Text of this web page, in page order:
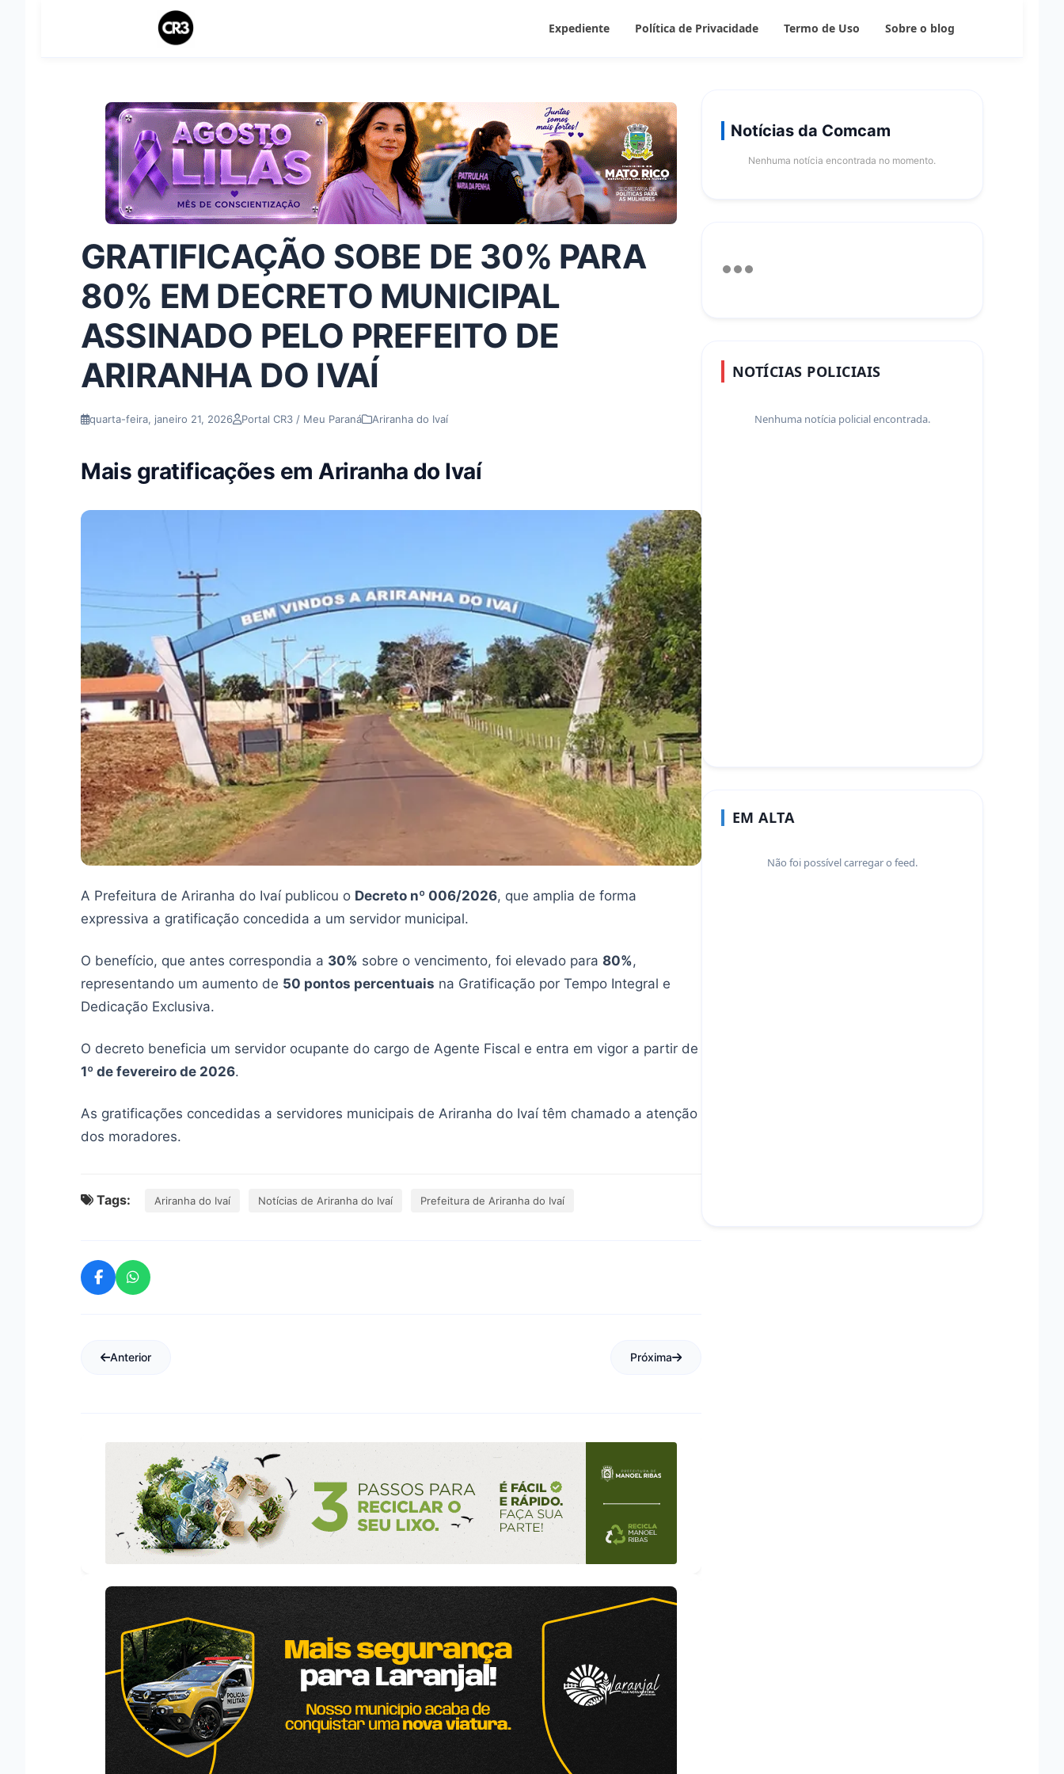
Expediente Política de Privacidade Termo de Uso Sobre o blog
GRATIFICAÇÃO SOBE DE 30% PARA
80% EM DECRETO MUNICIPAL
ASSINADO PELO PREFEITO DE
ARIRANHA DO IVAÍ
quarta-feira, janeiro 21, 2026 Portal CR3 / Meu Paraná Ariranha do Ivaí
Mais gratificações em Ariranha do Ivaí
A Prefeitura de Ariranha do Ivaí publicou o Decreto nº 006/2026, que amplia de forma
expressiva a gratificação concedida a um servidor municipal.
O benefício, que antes correspondia a 30% sobre o vencimento, foi elevado para 80%,
representando um aumento de 50 pontos percentuais na Gratificação por Tempo Integral e
Dedicação Exclusiva.
O decreto beneficia um servidor ocupante do cargo de Agente Fiscal e entra em vigor a partir de
1º de fevereiro de 2026.
As gratificações concedidas a servidores municipais de Ariranha do Ivaí têm chamado a atenção
dos moradores.
Tags: Ariranha do Ivaí Notícias de Ariranha do Ivaí Prefeitura de Ariranha do Ivaí
Anterior Próxima
Notícias da Comcam
Nenhuma notícia encontrada no momento.
NOTÍCIAS POLICIAIS
Nenhuma notícia policial encontrada.
EM ALTA
Não foi possível carregar o feed.